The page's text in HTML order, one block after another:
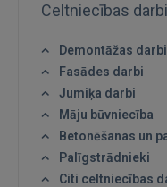
Celtniecības darbi
Demontāžas darbi
Fasādes darbi
Jumiķa darbi
Māju būvniecība
Betonēšanas un
Palīgstrādnieki
Citi celtniecības